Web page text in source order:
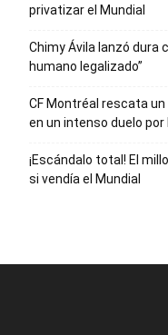
privatizar el Mundial
Chimy Ávila lanzó dura
humano legalizado”
CF Montréal rescata
en un intenso duelo por
¡Escándalo total! El
si vendía el Mundial